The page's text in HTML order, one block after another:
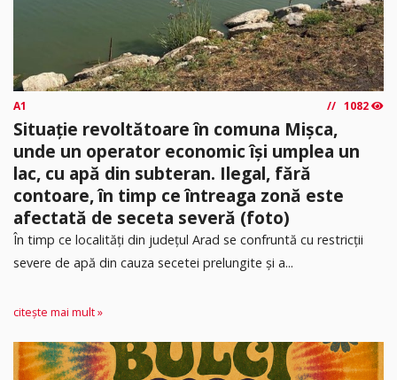
A1 1082
Situație revoltătoare în comuna Mișca,
unde un operator economic își umplea un
lac, cu apă din subteran. Ilegal, fără
contoare, în timp ce întreaga zonă este
afectată de seceta severă (foto)
În timp ce localități din județul Arad se confruntă cu restricții
severe de apă din cauza secetei prelungite și a...
citește mai mult »